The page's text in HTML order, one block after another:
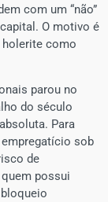
com um “não”
O motivo é
holerite como
parou no
do século
Para
sob
de
possui